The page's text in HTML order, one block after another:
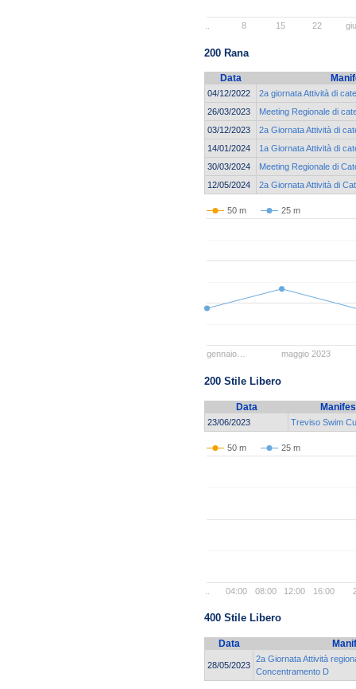
8 15 22
200 Rana
Data
04/12/2022
2a giornata Attività di
26/03/2023
Meeting Regionale di
03/12/2023
2a Giornata Attività di
14/01/2024
1a Giornata Attività di
30/03/2024
Meeting Regionale di
12/05/2024
2a Giornata Attività di
50 m 25 m
gennaio… maggio 2023
200 Stile Libero
Data
23/06/2023 Treviso Swim
50 m 25 m
04:00 08:00 12:00 16:00
400 Stile Libero
Data
28/05/2023
2a Giornata Attività
Concentramento D